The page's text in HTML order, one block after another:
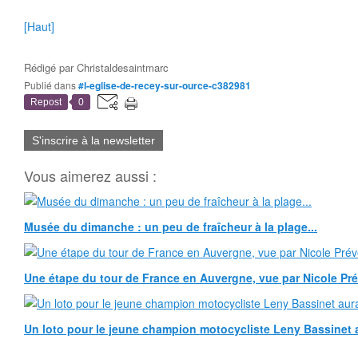
[Haut]
Rédigé parChristaldesaintmarc
Publié dans#l-eglise-de-recey-sur-ource-c382981
Repost 0
S'inscrire à la newsletter
Vous aimerez aussi :
Musée du dimanche : un peu de fraîcheur à la plage...
Une étape du tour de France en Auvergne, vue par Nicole
Un loto pour le jeune champion motocycliste Leny Bassinet